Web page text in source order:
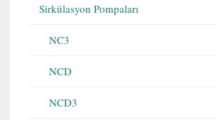
Sirkülasyon Pompaları
NC3
NCD
NCD3